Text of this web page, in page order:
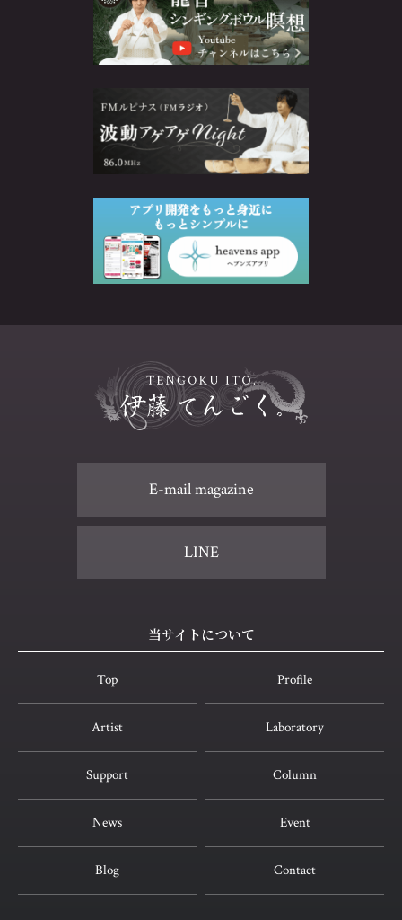
E-mail magazine
LINE
当サイトについて
Top Profile
Artist Laboratory
Support Column
News Event
Blog Contact